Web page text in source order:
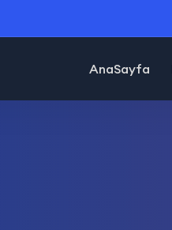
AnaSayfa